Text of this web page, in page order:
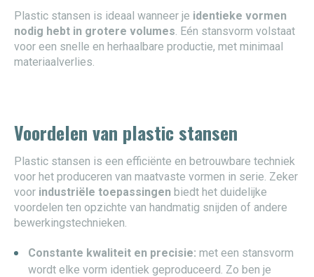
Plastic stansen is ideaal wanneer je identieke vormen
nodig hebt in grotere volumes . Eén stansvorm volstaat
voor een snelle en herhaalbare productie, met minimaal
materiaalverlies.
Voordelen van plastic stansen
Plastic stansen is een efficiënte en betrouwbare techniek
voor het produceren van maatvaste vormen in serie. Zeker
voor industriële toepassingen biedt het duidelijke
voordelen ten opzichte van handmatig snijden of andere
bewerkingstechnieken.
Constante kwaliteit en precisie: met een stansvorm
wordt elke vorm identiek geproduceerd. Zo ben je